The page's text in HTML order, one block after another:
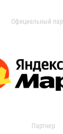
Официальный
Партнер